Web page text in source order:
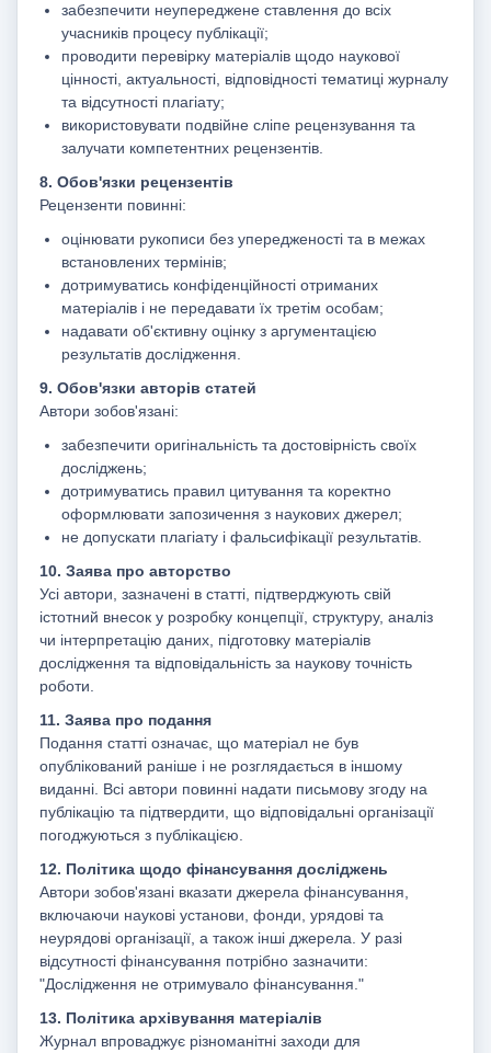
забезпечити неупереджене ставлення до всіх
учасників процесу публікації;
проводити перевірку матеріалів щодо наукової
цінності, актуальності, відповідності тематиці журналу
та відсутності плагіату;
використовувати подвійне сліпе рецензування та
залучати компетентних рецензентів.
8. Обов'язки рецензентів
Рецензенти повинні:
оцінювати рукописи без упередженості та в межах
встановлених термінів;
дотримуватись конфіденційності отриманих
матеріалів і не передавати їх третім особам;
надавати об'єктивну оцінку з аргументацією
результатів дослідження.
9. Обов'язки авторів статей
Автори зобов'язані:
забезпечити оригінальність та достовірність своїх
досліджень;
дотримуватись правил цитування та коректно
оформлювати запозичення з наукових джерел;
не допускати плагіату і фальсифікації результатів.
10. Заява про авторство
Усі автори, зазначені в статті, підтверджують свій
істотний внесок у розробку концепції, структуру, аналіз
чи інтерпретацію даних, підготовку матеріалів
дослідження та відповідальність за наукову точність
роботи.
11. Заява про подання
Подання статті означає, що матеріал не був
опублікований раніше і не розглядається в іншому
виданні. Всі автори повинні надати письмову згоду на
публікацію та підтвердити, що відповідальні організації
погоджуються з публікацією.
12. Політика щодо фінансування досліджень
Автори зобов'язані вказати джерела фінансування,
включаючи наукові установи, фонди, урядові та
неурядові організації, а також інші джерела. У разі
відсутності фінансування потрібно зазначити:
"Дослідження не отримувало фінансування."
13. Політика архівування матеріалів
Журнал впроваджує різноманітні заходи для